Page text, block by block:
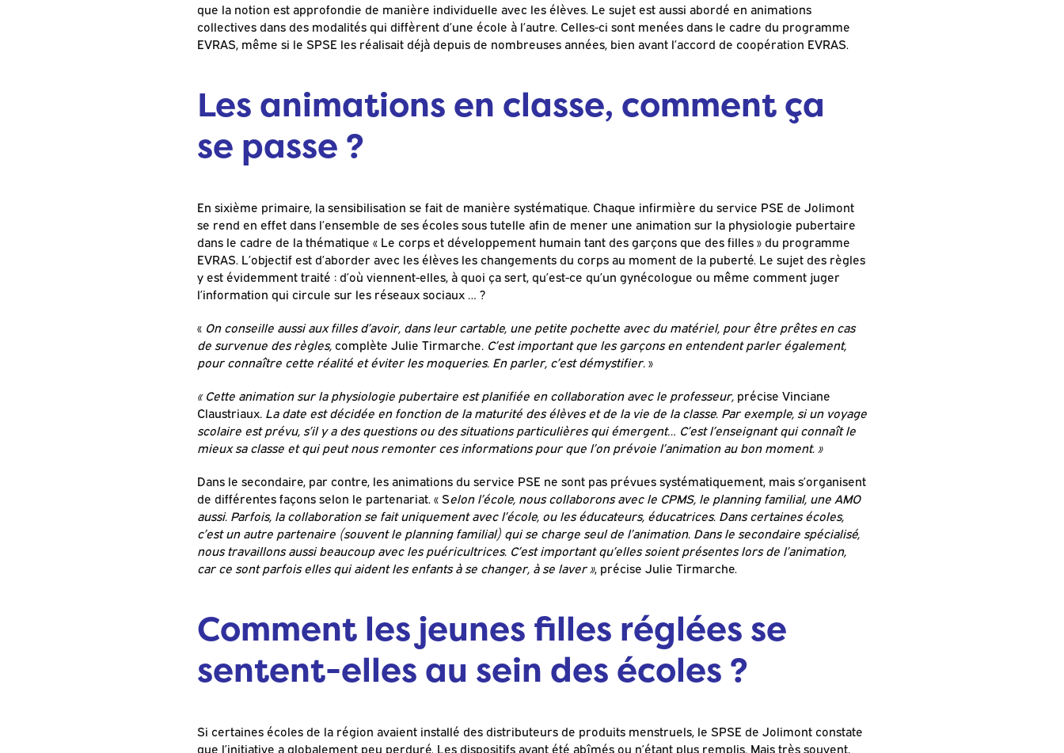
que la notion est approfondie de manière individuelle avec les élèves. Le sujet est aussi abordé en animations
collectives dans des modalités qui diffèrent d’une école à l’autre. Celles-ci sont menées dans le cadre du programme
EVRAS, même si le SPSE les réalisait déjà depuis de nombreuses années, bien avant l’accord de coopération EVRAS.
Les animations en classe, comment ça
se passe ?
En sixième primaire, la sensibilisation se fait de manière systématique. Chaque infirmière du service PSE de Jolimont
se rend en effet dans l’ensemble de ses écoles sous tutelle afin de mener une animation sur la physiologie pubertaire
dans le cadre de la thématique « Le corps et développement humain tant des garçons que des filles » du programme
EVRAS. L’objectif est d’aborder avec les élèves les changements du corps au moment de la puberté. Le sujet des règles
y est évidemment traité : d’où viennent-elles, à quoi ça sert, qu’est-ce qu’un gynécologue ou même comment juger
l’information qui circule sur les réseaux sociaux … ?
«On conseille aussi aux filles d’avoir, dans leur cartable, une petite pochette avec du matériel, pour être prêtes en cas
de survenue des règles, complète Julie Tirmarche. C’est important que les garçons en entendent parler également,
pour connaître cette réalité et éviter les moqueries. En parler, c’est démystifier.»
« Cette animation sur la physiologie pubertaire est planifiée en collaboration avec le professeur, précise Vinciane
Claustriaux. La date est décidée en fonction de la maturité des élèves et de la vie de la classe. Par exemple, si un voyage
scolaire est prévu, s’il y a des questions ou des situations particulières qui émergent… C’est l’enseignant qui connaît le
mieux sa classe et qui peut nous remonter ces informations pour que l’on prévoie l’animation au bon moment. »
Dans le secondaire, par contre, les animations du service PSE ne sont pas prévues systématiquement, mais s’organisent
de différentes façons selon le partenariat. « Selon l’école, nous collaborons avec le CPMS, le planning familial, une AMO
aussi. Parfois, la collaboration se fait uniquement avec l’école, ou les éducateurs, éducatrices. Dans certaines écoles,
c’est un autre partenaire (souvent le planning familial) qui se charge seul de l’animation. Dans le secondaire spécialisé,
nous travaillons aussi beaucoup avec les puéricultrices. C’est important qu’elles soient présentes lors de l’animation,
car ce sont parfois elles qui aident les enfants à se changer, à se laver », précise Julie Tirmarche.
Comment les jeunes filles réglées se
sentent-elles au sein des écoles ?
Si certaines écoles de la région avaient installé des distributeurs de produits menstruels, le SPSE de Jolimont constate
que l’initiative a globalement peu perduré. Les dispositifs ayant été abîmés ou n’étant plus remplis. Mais très souvent,